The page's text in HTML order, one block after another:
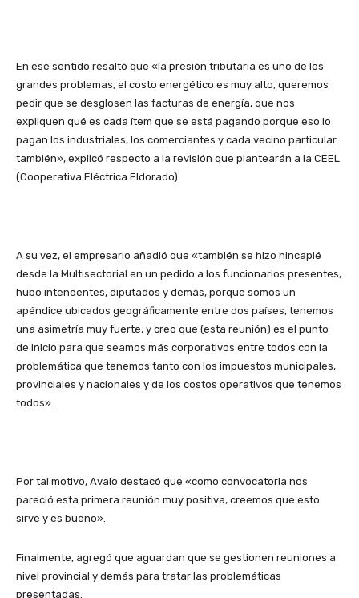
En ese sentido resaltó que «la presión tributaria es uno de los
grandes problemas, el costo energético es muy alto, queremos
pedir que se desglosen las facturas de energía, que nos
expliquen qué es cada ítem que se está pagando porque eso lo
pagan los industriales, los comerciantes y cada vecino particular
también», explicó respecto a la revisión que plantearán a la CEEL
(Cooperativa Eléctrica Eldorado).
A su vez, el empresario añadió que «también se hizo hincapié
desde la Multisectorial en un pedido a los funcionarios presentes,
hubo intendentes, diputados y demás, porque somos un
apéndice ubicados geográficamente entre dos países, tenemos
una asimetría muy fuerte, y creo que (esta reunión) es el punto
de inicio para que seamos más corporativos entre todos con la
problemática que tenemos tanto con los impuestos municipales,
provinciales y nacionales y de los costos operativos que tenemos
todos».
Por tal motivo, Avalo destacó que «como convocatoria nos
pareció esta primera reunión muy positiva, creemos que esto
sirve y es bueno».
Finalmente, agregó que aguardan que se gestionen reuniones a
nivel provincial y demás para tratar las problemáticas
presentadas.